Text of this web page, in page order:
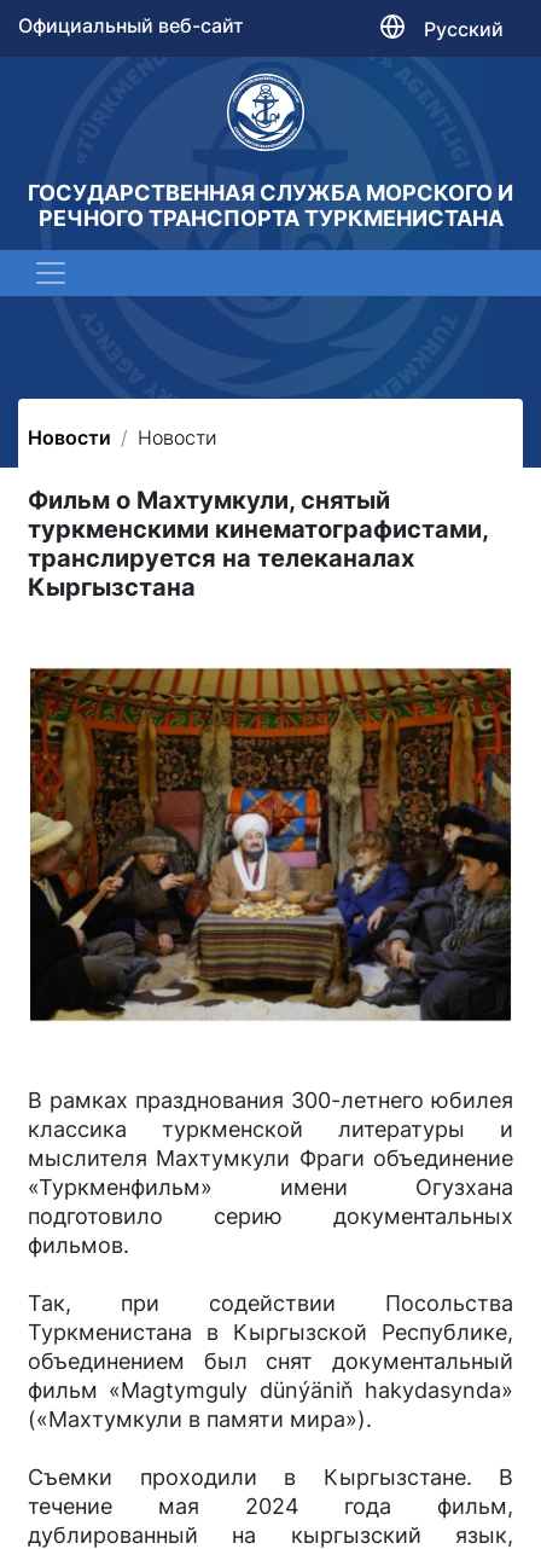
Официальный веб-сайт Русский
ГОСУДАРСТВЕННАЯ СЛУЖБА МОРСКОГО И
РЕЧНОГО ТРАНСПОРТА ТУРКМЕНИСТАНА
Новости Новости
Фильм о Махтумкули, снятый
туркменскими кинематографистами,
транслируется на телеканалах
Кыргызстана
В рамках празднования 300-летнего юбилея
классика туркменской литературы и
мыслителя Махтумкули Фраги объединение
«Туркменфильм» имени Огузхана
подготовило серию документальных
фильмов.
Так, при содействии Посольства
Туркменистана в Кыргызской Республике,
объединением был снят документальный
фильм «Magtymguly dünýäniň hakydasynda»
(«Махтумкули в памяти мира»).
Съемки проходили в Кыргызстане. В
течение мая 2024 года фильм,
дублированный на кыргызский язык,